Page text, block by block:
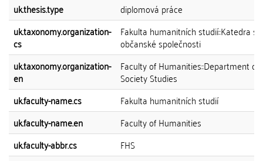
uk.thesis.type
diplomová práce
uk.taxonomy.organization-
cs
Fakulta humanitních studií::Katedra
občanské společnosti
uk.taxonomy.organization-
en
Faculty of Humanities::Department of
Society Studies
uk.faculty-name.cs
Fakulta humanitních studií
uk.faculty-name.en
Faculty of Humanities
uk.faculty-abbr.cs
FHS